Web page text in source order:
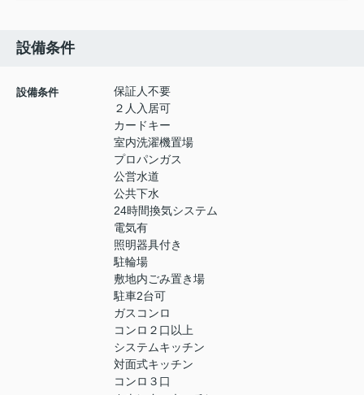
設備条件
設備条件
保証人不要
２人入居可
カードキー
室内洗濯機置場
プロパンガス
公営水道
公共下水
24時間換気システム
電気有
照明器具付き
駐輪場
敷地内ごみ置き場
駐車2台可
ガスコンロ
コンロ２口以上
システムキッチン
対面式キッチン
コンロ３口